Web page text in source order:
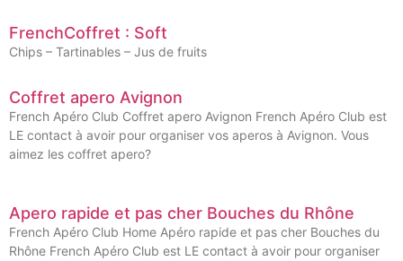
FrenchCoffret : Soft
Chips – Tartinables – Jus de fruits
Coffret apero Avignon
French Apéro Club Coffret apero Avignon French Apéro Club est
LE contact à avoir pour organiser vos aperos à Avignon. Vous
aimez les coffret apero?
Apero rapide et pas cher Bouches du Rhône
French Apéro Club Home Apéro rapide et pas cher Bouches du
Rhône French Apéro Club est LE contact à avoir pour organiser